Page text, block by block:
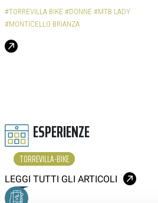
#TORREVILLA BIKE #DONNE #MTB LADY
#MONTICELLO BRIANZA
ESPERIENZE
TORREVILLA-BIKE
LEGGI TUTTI GLI ARTICOLI